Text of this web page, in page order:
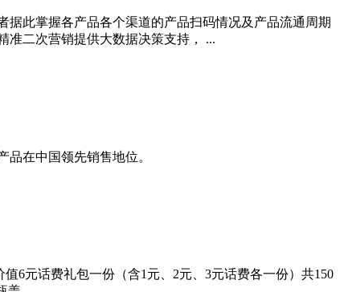
此掌握各产品各个渠道的产品扫码情况及产品流通周期
准二次营销提供大数据决策支持， ...
在中国领先销售地位。
6元话费礼包一份（含1元、2元、3元话费各一份）共150